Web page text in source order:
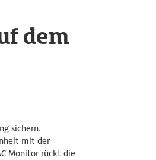
dem
sichern.
mit der
Monitor rückt die